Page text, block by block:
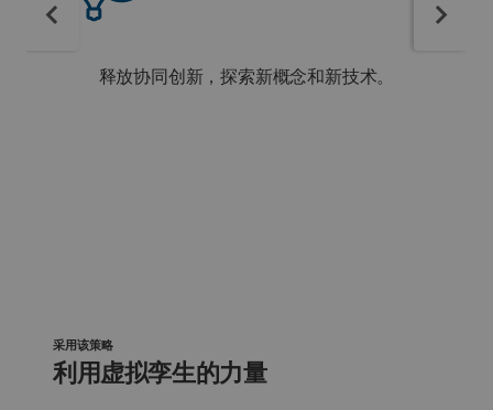
释放协同创新，探索新概念和新技术。
利用虚拟孪生的力量
采用该策略